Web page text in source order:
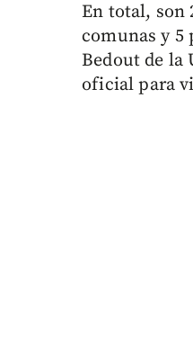
En total, son
comunas y 5
Bedout de la
oficial para